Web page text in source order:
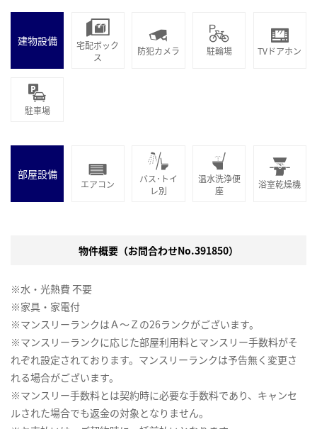
建物設備
宅配ボック
ス
防犯カメラ 駐輪場 TVドアホン
駐車場
部屋設備
エアコン
バス･トイ
レ別
温水洗浄便
座
浴室乾燥機
物件概要（お問合わせNo.391850）
※水・光熱費 不要
※家具・家電付
※マンスリーランクはＡ～Ｚの26ランクがございます。
※マンスリーランクに応じた部屋利用料とマンスリー手数料がそ
れぞれ設定されております。マンスリーランクは予告無く変更さ
れる場合がございます。
※マンスリー手数料とは契約時に必要な手数料であり、キャンセ
ルされた場合でも返金の対象となりません。